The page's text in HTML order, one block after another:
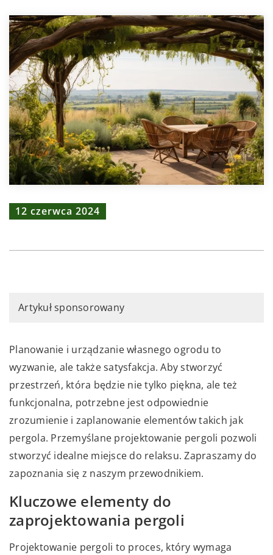
12 czerwca 2024
Artykuł sponsorowany
Planowanie i urządzanie własnego ogrodu to
wyzwanie, ale także satysfakcja. Aby stworzyć
przestrzeń, która będzie nie tylko piękna, ale też
funkcjonalna, potrzebne jest odpowiednie
zrozumienie i zaplanowanie elementów takich jak
pergola. Przemyślane projektowanie pergoli pozwoli
stworzyć idealne miejsce do relaksu. Zapraszamy do
zapoznania się z naszym przewodnikiem.
Kluczowe elementy do
zaprojektowania pergoli
Projektowanie pergoli to proces, który wymaga